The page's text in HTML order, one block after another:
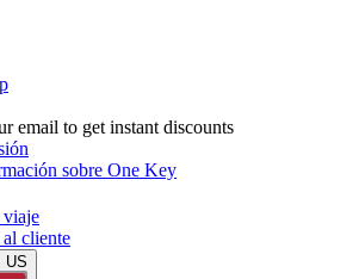
email to get instant discounts
sobre One Key
viaje
cliente
US